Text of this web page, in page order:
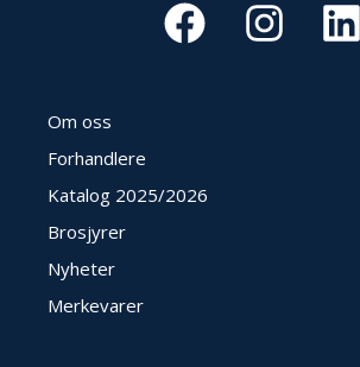
Om oss
Forhandlere
Katalog 2025/2026
Brosjyrer
Nyheter
Merkevarer